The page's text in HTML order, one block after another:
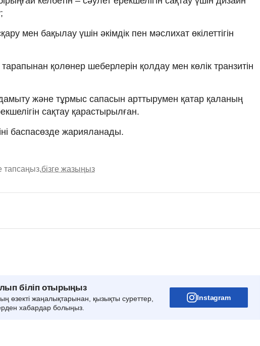
мен бақылау үшін әкімдік пен мәслихат өкілеттігін
қолөнер шеберлерін қолдау мен көлік транзитін
және тұрмыс сапасын арттырумен қатар қаланың
сақтау қарастырылған.
баспасөзде жарияланады.
тапсаңыз,бізге жазыңыз
біліп отырыңыз
өзекті жаңалықтарынан, қызықты суреттер,
хабардар болыңыз.
Instagram